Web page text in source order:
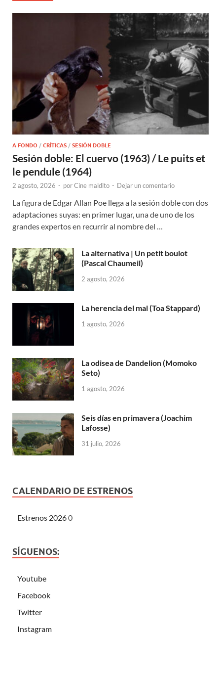
A FONDO / CRÍTICAS / SESIÓN DOBLE
Sesión doble: El cuervo (1963) / Le puits et
le pendule (1964)
2 agosto, 2026 - porCine maldito - Dejar un comentario
La figura de Edgar Allan Poe llega a la sesión doble con dos
adaptaciones suyas: en primer lugar, una de uno de los
grandes expertos en recurrir al nombre del …
La alternativa | Un petit boulot
(Pascal Chaumeil)
2 agosto, 2026
La herencia del mal (Toa Stappard)
1 agosto, 2026
La odisea de Dandelion (Momoko
Seto)
1 agosto, 2026
Seis días en primavera (Joachim
Lafosse)
31 julio, 2026
CALENDARIO DE ESTRENOS
Estrenos 20260
SÍGUENOS:
Youtube
Facebook
Twitter
Instagram